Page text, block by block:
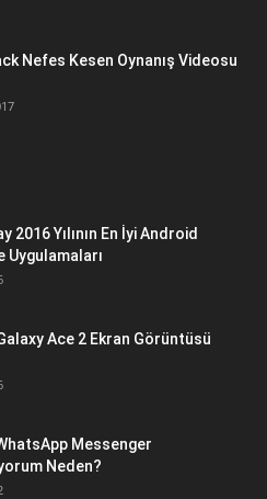
Nefes Kesen Oynanış Videosu
2016 Yılının En İyi Android
Uygulamaları
Ace 2 Ekran Görüntüsü
Messenger
Neden?